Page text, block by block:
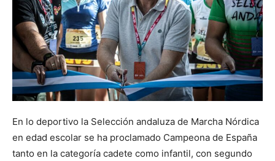
En lo deportivo la Selección andaluza de Marcha Nórdica
en edad escolar se ha proclamado Campeona de España
tanto en la categoría cadete como infantil, con segundo